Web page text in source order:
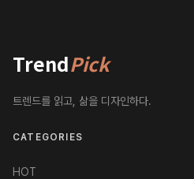
TrendPick
트렌드를 읽고, 삶을 디자인하다.
CATEGORIES
HOT